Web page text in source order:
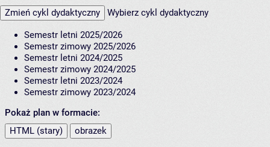
Zmień cykl dydaktyczny Wybierz cykl dydaktyczny
Semestr letni 2025/2026
Semestr zimowy 2025/2026
Semestr letni 2024/2025
Semestr zimowy 2024/2025
Semestr letni 2023/2024
Semestr zimowy 2023/2024
Pokaż plan w formacie:
HTML (stary)
obrazek